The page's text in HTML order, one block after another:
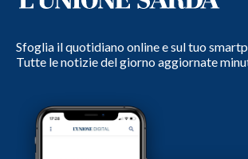
Sfoglia il quotidiano online e sul tuo
Tutte le notizie del giorno aggiornate